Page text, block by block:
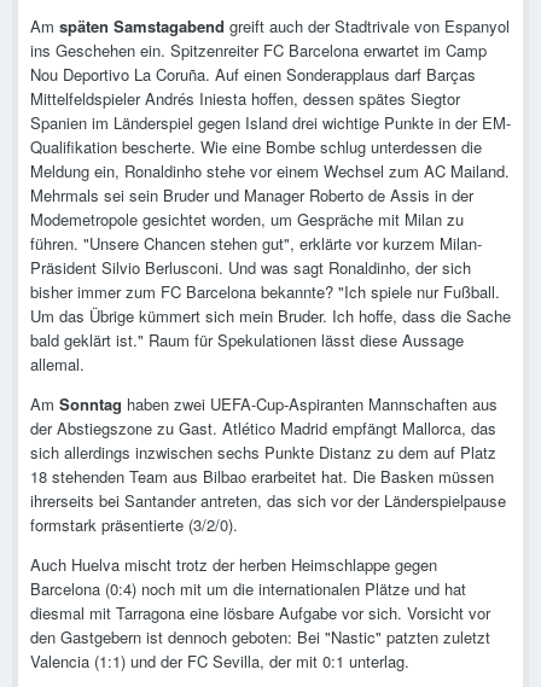
Am späten Samstagabend greift auch der Stadtrivale von Espanyol
ins Geschehen ein. Spitzenreiter FC Barcelona erwartet im Camp
Nou Deportivo La Coruña. Auf einen Sonderapplaus darf Barças
Mittelfeldspieler Andrés Iniesta hoffen, dessen spätes Siegtor
Spanien im Länderspiel gegen Island drei wichtige Punkte in der EM-
Qualifikation bescherte. Wie eine Bombe schlug unterdessen die
Meldung ein, Ronaldinho stehe vor einem Wechsel zum AC Mailand.
Mehrmals sei sein Bruder und Manager Roberto de Assis in der
Modemetropole gesichtet worden, um Gespräche mit Milan zu
führen. "Unsere Chancen stehen gut", erklärte vor kurzem Milan-
Präsident Silvio Berlusconi. Und was sagt Ronaldinho, der sich
bisher immer zum FC Barcelona bekannte? "Ich spiele nur Fußball.
Um das Übrige kümmert sich mein Bruder. Ich hoffe, dass die Sache
bald geklärt ist." Raum für Spekulationen lässt diese Aussage
allemal.
Am Sonntag haben zwei UEFA-Cup-Aspiranten Mannschaften aus
der Abstiegszone zu Gast. Atlético Madrid empfängt Mallorca, das
sich allerdings inzwischen sechs Punkte Distanz zu dem auf Platz
18 stehenden Team aus Bilbao erarbeitet hat. Die Basken müssen
ihrerseits bei Santander antreten, das sich vor der Länderspielpause
formstark präsentierte (3/2/0).
Auch Huelva mischt trotz der herben Heimschlappe gegen
Barcelona (0:4) noch mit um die internationalen Plätze und hat
diesmal mit Tarragona eine lösbare Aufgabe vor sich. Vorsicht vor
den Gastgebern ist dennoch geboten: Bei "Nastic" patzten zuletzt
Valencia (1:1) und der FC Sevilla, der mit 0:1 unterlag.